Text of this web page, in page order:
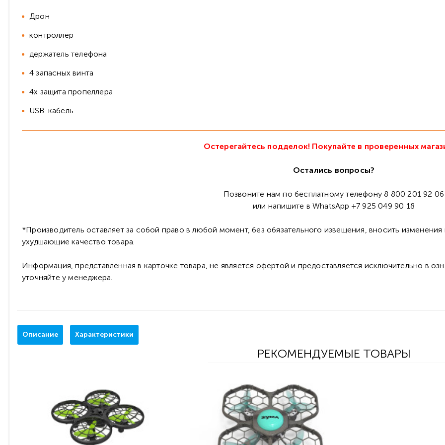
Дрон
контроллер
держатель телефона
4 запасных винта
4x защита пропеллера
USB-кабель
Остерегайтесь подделок! Покупайте в проверенных
Остались вопросы?
Позвоните нам по бесплатному телефону 8 800 201 92 06
или напишите в WhatsApp +7 925 049 90 18
*Производитель оставляет за собой право в любой момент, без обязательного извещения, вносить
ухудшающие качество товара.
Информация, представленная в карточке товара, не является офертой и предоставляется исключительно в
уточняйте у менеджера.
Описание Характеристики
РЕКОМЕНДУЕМЫЕ ТОВАРЫ